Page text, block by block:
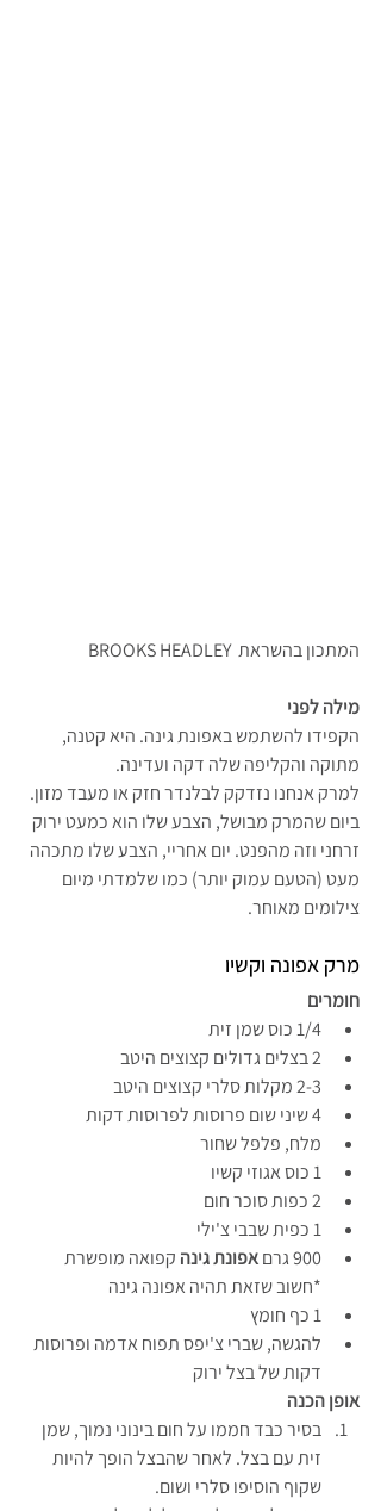
המתכון בהשראת  BROOKS HEADLEY
מילה לפני
הקפידו להשתמש באפונת גינה. היא קטנה,
מתוקה והקליפה שלה דקה ועדינה.
למרק אנחנו נזדקק לבלנדר חזק או מעבד מזון.
ביום שהמרק מבושל, הצבע שלו הוא כמעט ירוק
זרחני וזה מהפנט. יום אחריי, הצבע שלו מתכהה
מעט (הטעם עמוק יותר) כמו שלמדתי מיום
צילומים מאוחר.
מרק אפונה וקשיו
חומרים
1/4 כוס שמן זית
2 בצלים גדולים קצוצים היטב
2-3 מקלות סלרי קצוצים היטב
4 שיני שום פרוסות לפרוסות דקות
מלח, פלפל שחור
1 כוס אגוזי קשיו
2 כפות סוכר חום
1 כפית שבבי צ'ילי
900 גרם
אפונת גינה קפואה מופשרת
*חשוב שזאת תהיה אפונה גינה
1 כף חומץ
להגשה, שברי צ'יפס תפוח אדמה ופרוסות
דקות של בצל ירוק
אופן הכנה
בסיר כבד חממו על חום בינוני נמוך, שמן
זית עם בצל. לאחר שהבצל הופך להיות
שקוף הוסיפו סלרי ושום.